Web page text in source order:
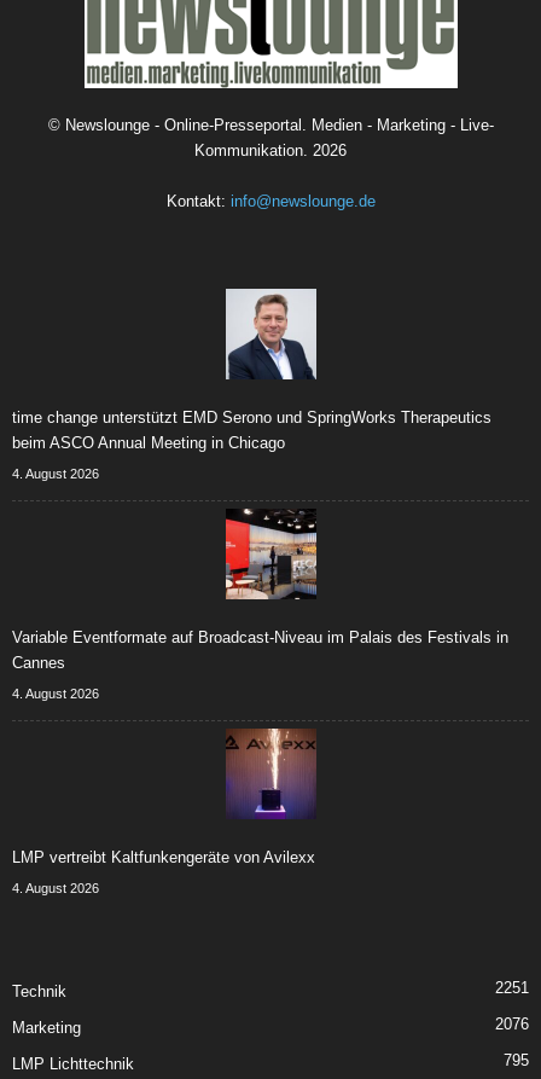
© Newslounge - Online-Presseportal. Medien - Marketing - Live-
Kommunikation. 2026
Kontakt: info@newslounge.de
time change unterstützt EMD Serono und SpringWorks Therapeutics
beim ASCO Annual Meeting in Chicago
4. August 2026
Variable Eventformate auf Broadcast-Niveau im Palais des Festivals in
Cannes
4. August 2026
LMP vertreibt Kaltfunkengeräte von Avilexx
4. August 2026
Technik 2251
Marketing 2076
LMP Lichttechnik 795